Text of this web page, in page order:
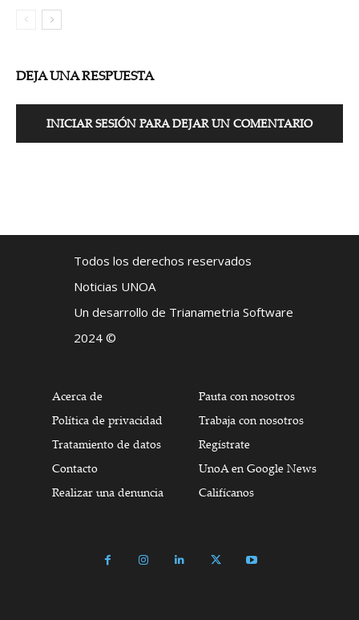
DEJA UNA RESPUESTA
INICIAR SESIÓN PARA DEJAR UN COMENTARIO
Todos los derechos reservados
Noticias UNOA
Un desarrollo de Trianametria Software
2024 ©
Acerca de
Política de privacidad
Tratamiento de datos
Contacto
Realizar una denuncia
Pauta con nosotros
Trabaja con nosotros
Regístrate
UnoA en Google News
Califícanos